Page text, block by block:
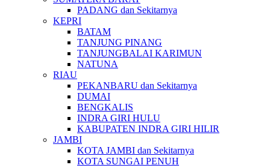
PADANG dan Sekitarnya
KEPRI
BATAM
TANJUNG PINANG
TANJUNGBALAI KARIMUN
NATUNA
RIAU
PEKANBARU dan Sekitarnya
DUMAI
BENGKALIS
INDRA GIRI HULU
KABUPATEN INDRA GIRI HILIR
JAMBI
KOTA JAMBI dan Sekitarnya
KOTA SUNGAI PENUH